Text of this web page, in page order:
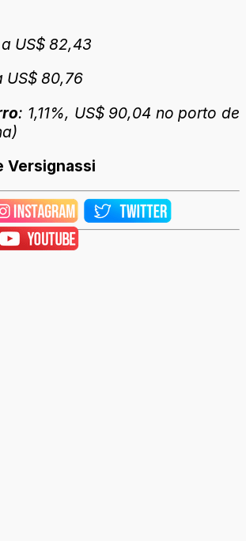
US$ 82,43
US$ 80,76
: 1,11%, US$ 90,04 no porto de
Versignassi